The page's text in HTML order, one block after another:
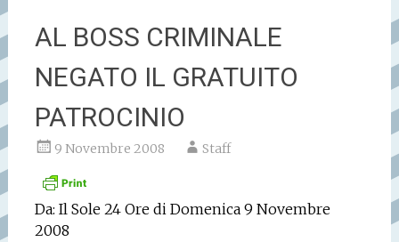
AL BOSS CRIMINALE
NEGATO IL GRATUITO
PATROCINIO
9 Novembre 2008 Staff
Da: Il Sole 24 Ore di Domenica 9 Novembre
2008